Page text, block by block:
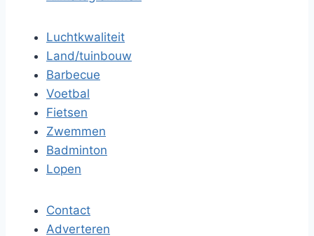
Luchtkwaliteit
Land/tuinbouw
Barbecue
Voetbal
Fietsen
Zwemmen
Badminton
Lopen
Contact
Adverteren